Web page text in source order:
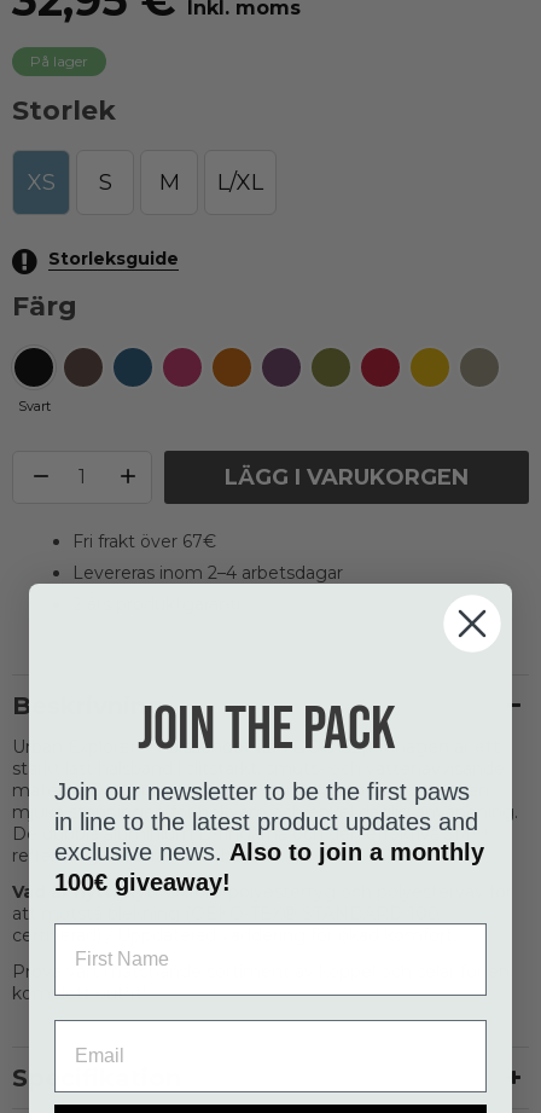
Inkl. moms
På lager
Storlek
XS S M L/XL
Storleksguide
Färg
Svart
LÄGG I VARUKORGEN
Fri frakt över 67€
Levereras inom 2–4 arbetsdagar
Beskrivning
Urban Explorer™ halsbandet från DOG Copenhagen är ett
starkt lätt halsband i slitstarkt, smuts- och vattenavvisande
material. Den unika designen ger fullängds skydd av den
mjuka stoppingen för bekväm och enkel daglig användning.
De dubbla aluminium D-ringarna och den effektiva 3M™
reflexen garanterar säkerheten.
Vad är nytt:Nytt Oxford-polyestertyg och polyesterväv för
att motstå blekning (OEKO-TEX® STANDARD 100-
certifierad) / Uppdaterad vaddering för ökad komfort.
Prova vårt matchande sortiment av koppel och selar för en
komplett outfit!
Specifikation
Join the pack
Join our newsletter to be the first paws
in line to the latest product updates and
exclusive news. Also to join a monthly
100€ giveaway!